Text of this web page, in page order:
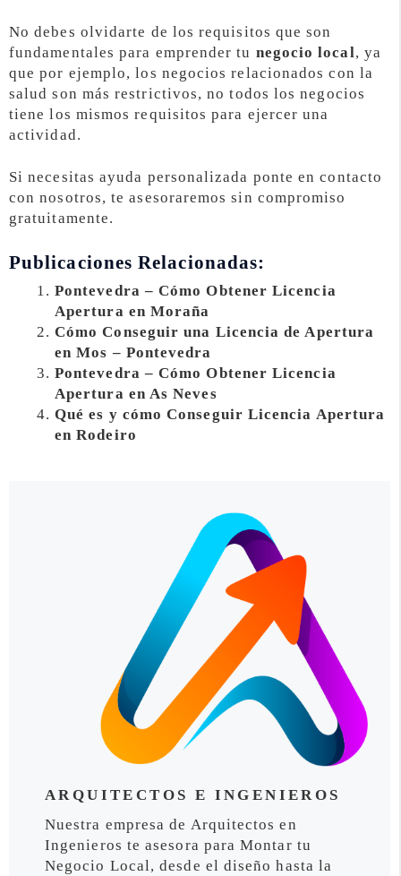
No debes olvidarte de los requisitos que son
fundamentales para emprender tu negocio local, ya
que por ejemplo, los negocios relacionados con la
salud son más restrictivos, no todos los negocios
tiene los mismos requisitos para ejercer una
actividad.
Si necesitas ayuda personalizada ponte en contacto
con nosotros, te asesoraremos sin compromiso
gratuitamente.
Publicaciones Relacionadas:
Pontevedra – Cómo Obtener Licencia
Apertura en Moraña
Cómo Conseguir una Licencia de Apertura
en Mos – Pontevedra
Pontevedra – Cómo Obtener Licencia
Apertura en As Neves
Qué es y cómo Conseguir Licencia Apertura
en Rodeiro
ARQUITECTOS E INGENIEROS
Nuestra empresa de Arquitectos en
Ingenieros te asesora para Montar tu
Negocio Local, desde el diseño hasta la